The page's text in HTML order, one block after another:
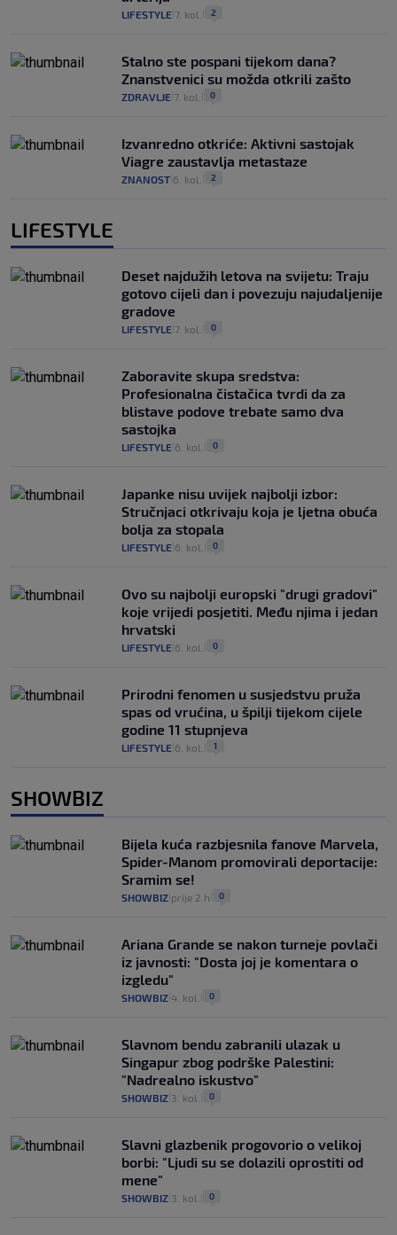
LIFESTYLE 7. kol. 2
Stalno ste pospani tijekom dana?
Znanstvenici su možda otkrili zašto
ZDRAVLJE 7. kol. 0
Izvanredno otkriće: Aktivni sastojak
Viagre zaustavlja metastaze
ZNANOST 6. kol. 2
LIFESTYLE
Deset najdužih letova na svijetu: Traju
gotovo cijeli dan i povezuju najudaljenije
gradove
LIFESTYLE 7. kol. 0
Zaboravite skupa sredstva:
Profesionalna čistačica tvrdi da za
blistave podove trebate samo dva
sastojka
LIFESTYLE 6. kol. 0
Japanke nisu uvijek najbolji izbor:
Stručnjaci otkrivaju koja je ljetna obuća
bolja za stopala
LIFESTYLE 6. kol. 0
Ovo su najbolji europski "drugi gradovi"
koje vrijedi posjetiti. Među njima i jedan
hrvatski
LIFESTYLE 6. kol. 0
Prirodni fenomen u susjedstvu pruža
spas od vrućina, u špilji tijekom cijele
godine 11 stupnjeva
LIFESTYLE 6. kol. 1
SHOWBIZ
Bijela kuća razbjesnila fanove Marvela,
Spider-Manom promovirali deportacije:
Sramim se!
SHOWBIZ prije 2 h 0
Ariana Grande se nakon turneje povlači
iz javnosti: "Dosta joj je komentara o
izgledu"
SHOWBIZ 4. kol. 0
Slavnom bendu zabranili ulazak u
Singapur zbog podrške Palestini:
"Nadrealno iskustvo"
SHOWBIZ 3. kol. 0
Slavni glazbenik progovorio o velikoj
borbi: "Ljudi su se dolazili oprostiti od
mene"
SHOWBIZ 3. kol. 0